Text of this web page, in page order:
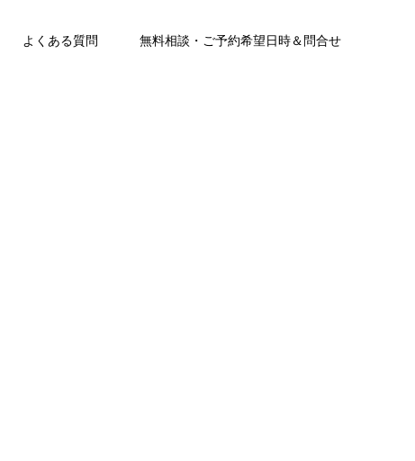
よくある質問 無料相談・ご予約希望日時＆問合せ